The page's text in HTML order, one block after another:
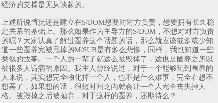
经济的支撑是无从谈起的。
上述所说情况还是建立在S/DOM想要对对方负责，想要拥有长久稳
定关系的基础上。那么如果作为主导方的S/DOM，不想对对方负责
的呢？大家认真了解过圈养这个话题的话，那么就应该或多或少知
道一些圈养完被甩掉的M/SUB是有多么悲惨，同样，我也知道一些
类似的故事。一个人的一辈子就这么被毁掉了，这也是圈养之所以
被很多人诟病的原因。我主人曾经说过，对于一个能够玩到圈养的
人来说，其实想完全物化掉一个人，也不是什么难事，完全看想不
想罢了，如果想的话，很短时间之内就会让一个人完全丧失掉人
格。被毁掉之后被抛弃，对于这样的圈养，还期待么？